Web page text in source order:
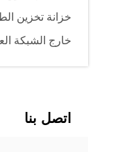
خزانة تخزين
خارج الشبكة
اتصل بنا